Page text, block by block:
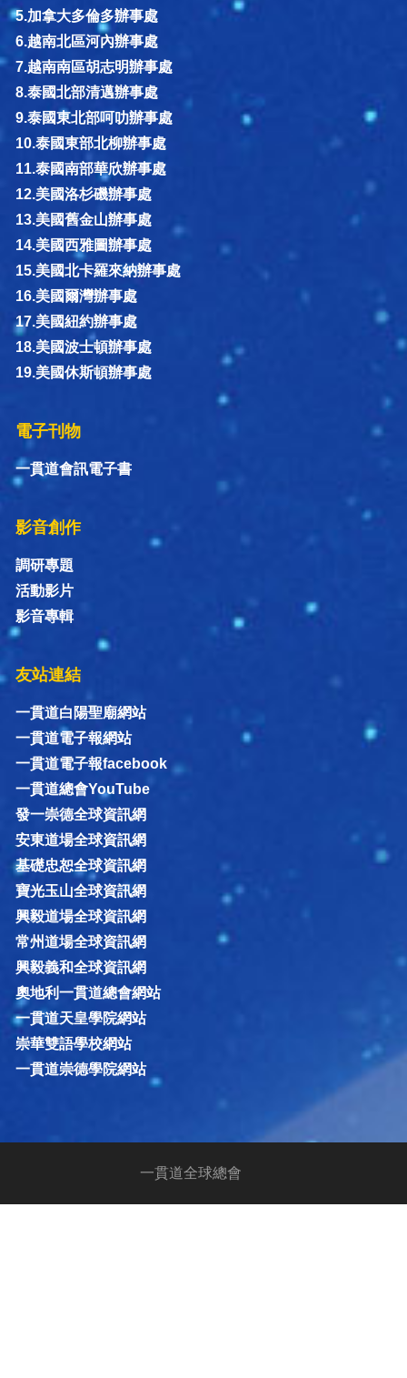
5.加拿大多倫多辦事處
6.越南北區河內辦事處
7.越南南區胡志明辦事處
8.泰國北部清邁辦事處
9.泰國東北部呵叻辦事處
10.泰國東部北柳辦事處
11.泰國南部華欣辦事處
12.美國洛杉磯辦事處
13.美國舊金山辦事處
14.美國西雅圖辦事處
15.美國北卡羅來納辦事處
16.美國爾灣辦事處
17.美國紐約辦事處
18.美國波士頓辦事處
19.美國休斯頓辦事處
電子刊物
一貫道會訊電子書
影音創作
調研專題
活動影片
影音專輯
友站連結
一貫道白陽聖廟網站
一貫道電子報網站
一貫道電子報facebook
一貫道總會YouTube
發一崇德全球資訊網
安東道場全球資訊網
基礎忠恕全球資訊網
寶光玉山全球資訊網
興毅道場全球資訊網
常州道場全球資訊網
興毅義和全球資訊網
奧地利一貫道總會網站
一貫道天皇學院網站
崇華雙語學校網站
一貫道崇德學院網站
一貫道全球總會